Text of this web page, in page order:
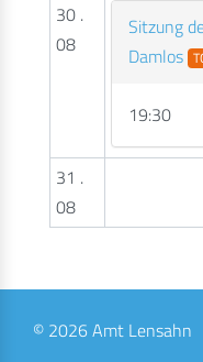
30 .
08
Sitzung
Damlos
19:30
31 .
08
© 2026 Amt Lensahn